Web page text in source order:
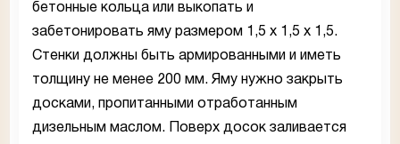
бетонные кольца или выкопать и
забетонировать яму размером 1,5 х 1,5 х 1,5.
Стенки должны быть армированными и иметь
толщину не менее 200 мм. Яму нужно закрыть
досками, пропитанными отработанным
дизельным маслом. Поверх досок заливается